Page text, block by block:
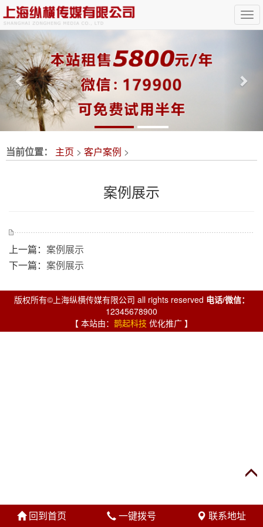
Previous
当前位置： 主页 > 客户案例 >
案例展示
上一篇： 案例展示
下一篇： 案例展示
版权所有©上海纵横传媒有限公司 all rights reserved 电话/微信：
12345678900
【 本站由： 鹊起科技 优化推广 】
回到首页 一键拨号 联系地址